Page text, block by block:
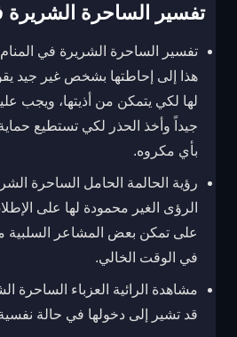
تفسير الساحرة الشريرة
تفسير الساحرة الشريرة في
هذا إلى إحاطتها بشخص غير جيد
لها لكي يتمكن من أذيتها، ويجب عليها
جيداً وأخذ الحذر لكي تستطيع
بأي مكروه.
رؤية الحالمة الحامل الساحرة
الرؤى الغير محمودة لها على
على تمكن بعض المشاعر السلبية
في الوقت الخالي.
مشاهدة الرائية العزباء الساحرة
قد تشير إلى دخولها في حالة